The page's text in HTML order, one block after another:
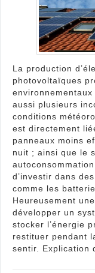
La production
photovoltaïques
aussi plusieurs
conditions
est directement
panneaux moins
nuit ; ainsi que le
d’investir dans
comme les
Heureusement
développer un
stocker l’énergie
restituer pendant
sentir. Explication